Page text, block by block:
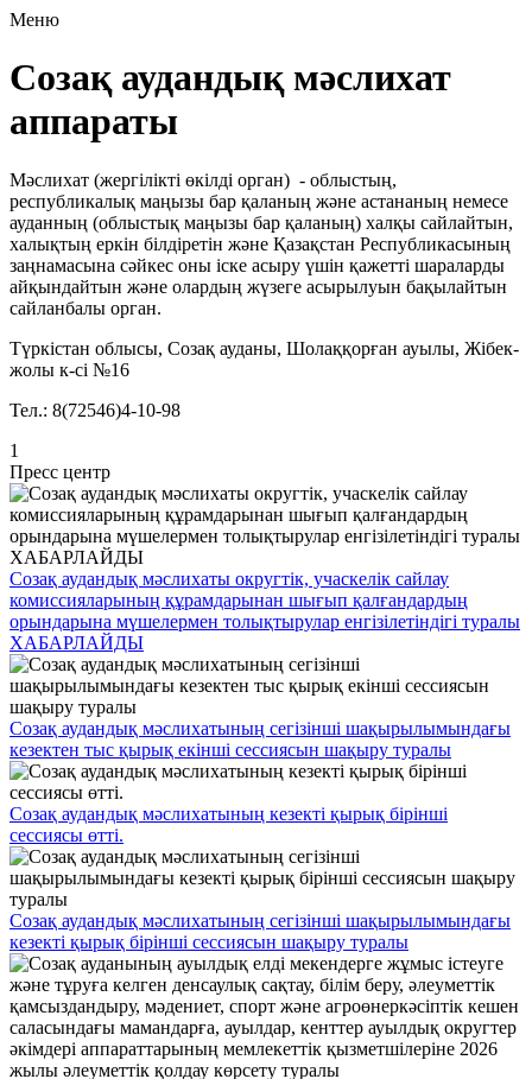
Меню
Созақ аудандық мәслихат
аппараты
Мәслихат (жергілікті өкілді орган) - облыстың,
республикалық маңызы бар қаланың және астананың немесе
ауданның (облыстық маңызы бар қаланың) халқы сайлайтын,
халықтың еркін білдіретін және Қазақстан Республикасының
заңнамасына сәйкес оны іске асыру үшін қажетті шараларды
айқындайтын және олардың жүзеге асырылуын бақылайтын
сайланбалы орган.
Түркістан облысы, Созақ ауданы, Шолаққорған ауылы, Жібек-
жолы к-сі №16
Тел.: 8(72546)4-10-98
1
Пресс центр
Созақ аудандық мәслихаты округтік, учаскелік сайлау
комиссияларының құрамдарынан шығып қалғандардың
орындарына мүшелермен толықтырулар енгізілетіндігі туралы
ХАБАРЛАЙДЫ
Созақ аудандық мәслихатының сегізінші шақырылымындағы
кезектен тыс қырық екінші сессиясын шақыру туралы
Созақ аудандық мәслихатының кезекті қырық бірінші
сессиясы өтті.
Созақ аудандық мәслихатының сегізінші шақырылымындағы
кезекті қырық бірінші сессиясын шақыру туралы